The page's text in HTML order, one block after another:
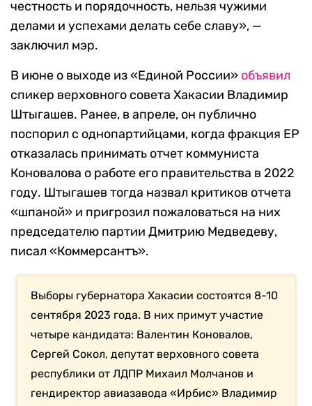
честность и порядочность, нельзя чужими
делами и успехами делать себе славу», —
заключил мэр.
В июне о выходе из «Единой России» объявил
спикер верховного совета Хакасии Владимир
Штыгашев. Ранее, в апреле, он публично
поспорил с однопартийцами, когда фракция ЕР
отказалась принимать отчет коммуниста
Коновалова о работе его правительства в 2022
году. Штыгашев тогда назвал критиков отчета
«шпаной» и пригрозил пожаловаться на них
председателю партии Дмитрию Медведеву,
писал «Коммерсантъ».
Выборы губернатора Хакасии состоятся 8-10
сентября 2023 года. В них примут участие
четыре кандидата: Валентин Коновалов,
Сергей Сокол, депутат верховного совета
республики от ЛДПР Михаил Молчанов и
гендиректор авиазавода «Ирбис» Владимир